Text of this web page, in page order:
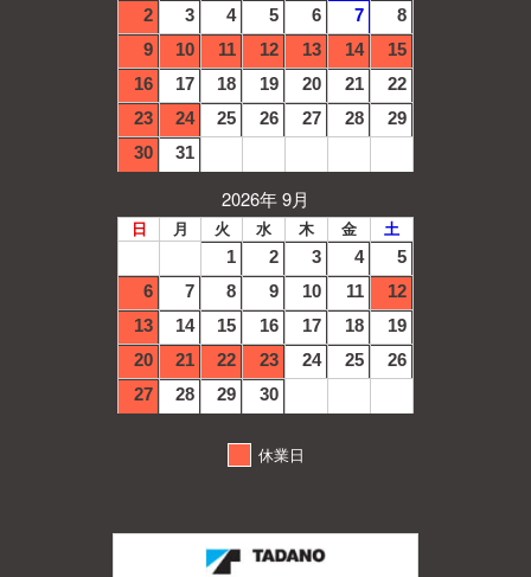
2
3 4 5 6 7
8
9
10 11 12 13 14
15
16
17 18 19 20 21
22
23
24 25 26 27 28
29
30
31
2026年 9月
日 月 火 水 木 金 土
1 2 3 4
5
6
7 8 9 10 11
12
13
14 15 16 17 18
19
20
21 22 23 24 25
26
27
28 29 30
休業日